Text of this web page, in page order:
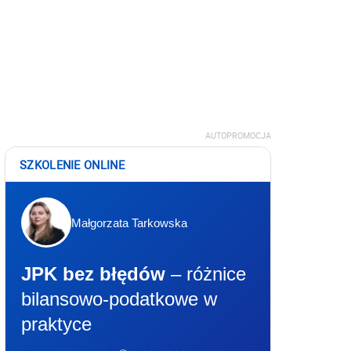
AUTOPROMOCJA
SZKOLENIE ONLINE
Małgorzata Tarkowska
JPK bez błędów – różnice
bilansowo-podatkowe w
praktyce